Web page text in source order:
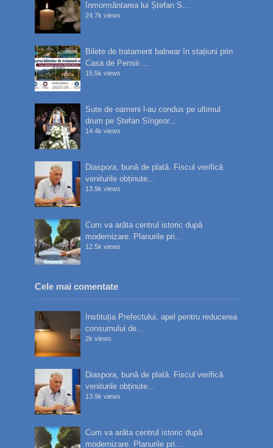
înmormântarea lui Ștefan S...
24.7k views
Bilete de tratament balnear în stațiuni prin
Casa de Pensii:...
15.5k views
Sute de oameni l-au condus pe ultimul
drum pe Ștefan Sîngeor...
14.4k views
Diaspora, bună de plată. Fiscul verifică
veniturile obținute...
13.9k views
Cum va arăta centrul istoric după
modernizare. Planurile pri...
12.5k views
Cele mai comentate
Instituția Prefectului, apel pentru reducerea
consumului de...
2k views
Diaspora, bună de plată. Fiscul verifică
veniturile obținute...
13.9k views
Cum va arăta centrul istoric după
modernizare. Planurile pri...